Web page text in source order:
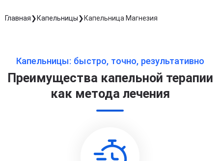
Главная Капельницы Капельница Магнезия
Капельницы: быстро, точно, результативно
Преимущества капельной терапии
как метода лечения